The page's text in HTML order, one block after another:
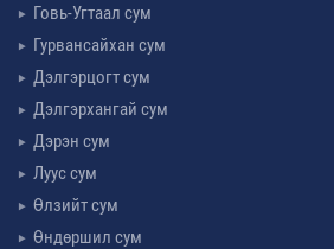
Говь-Угтаал сум
Гурвансайхан сум
Дэлгэрцогт сум
Дэлгэрхангай сум
Дэрэн сум
Луус сум
Өлзийт сум
Өндөршил сум